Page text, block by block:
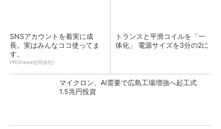
SNSアカウントを着実に成
長。実はみんなココ使ってま
す。
PR(Dreaw合同会社)
トランスと平滑コイルを「一
体化」 電源サイズを3分の2に
マイクロン、AI需要で広島工場増強へ起工式
1.5兆円投資